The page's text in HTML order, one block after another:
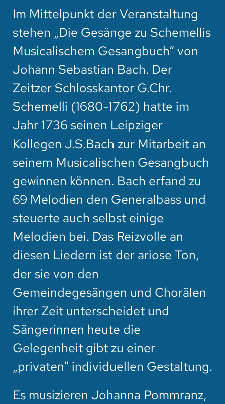
Im Mittelpunkt der Veranstaltung
stehen „Die Gesänge zu Schemellis
Musicalischem Gesangbuch“ von
Johann Sebastian Bach. Der
Zeitzer Schlosskantor G.Chr.
Schemelli (1680-1762) hatte im
Jahr 1736 seinen Leipziger
Kollegen J.S.Bach zur Mitarbeit an
seinem Musicalischen Gesangbuch
gewinnen können. Bach erfand zu
69 Melodien den Generalbass und
steuerte auch selbst einige
Melodien bei. Das Reizvolle an
diesen Liedern ist der ariose Ton,
der sie von den
Gemeindegesängen und Chorälen
ihrer Zeit unterscheidet und
Sängerinnen heute die
Gelegenheit gibt zu einer
„privaten“ individuellen Gestaltung.
Es musizieren Johanna Pommranz,